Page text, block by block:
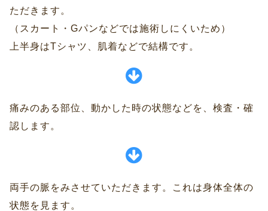
ただきます。
（スカート・Gパンなどでは施術しにくいため）
上半身はTシャツ、肌着などで結構です。
痛みのある部位、動かした時の状態などを、検査・確
認します。
両手の脈をみさせていただきます。これは身体全体の
状態を見ます。